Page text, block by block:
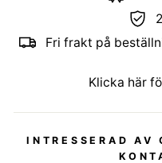
Fri frakt på
Klicka här
INTRESSERAD AV